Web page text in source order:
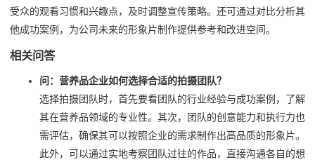
受众的观看习惯和兴趣点，及时调整宣传策略。还可通过对比分析其
他成功案例，为公司未来的形象片制作提供参考和改进空间。
相关问答
问：营养品企业如何选择合适的拍摄团队？
选择拍摄团队时，首先要看团队的行业经验与成功案例，了解
其在营养品领域的专业性。其次，团队的创意能力和执行力也
需评估，确保其可以按照企业的需求制作出高品质的形象片。
此外，可以通过实地考察团队过往的作品，直接沟通各自的想